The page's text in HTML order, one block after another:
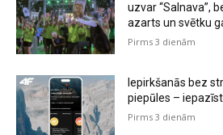
uzvar “Salnava”,
azarts un svētku
Pirms 3 dienām
Iepirkšanās bez
piepūles –
Pirms 3 dienām